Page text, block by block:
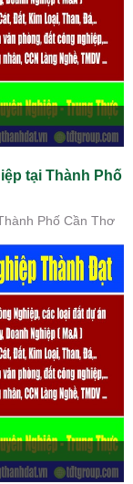
tại Thành Phố
Phố Cần Thơ